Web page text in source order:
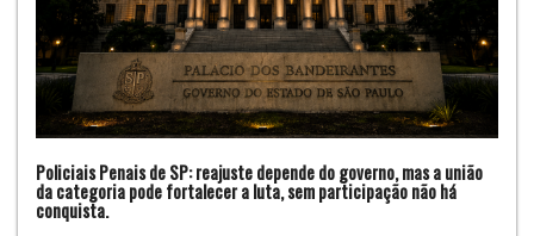
Policiais Penais de SP: reajuste depende do governo, mas a união
da categoria pode fortalecer a luta, sem participação não há
conquista.